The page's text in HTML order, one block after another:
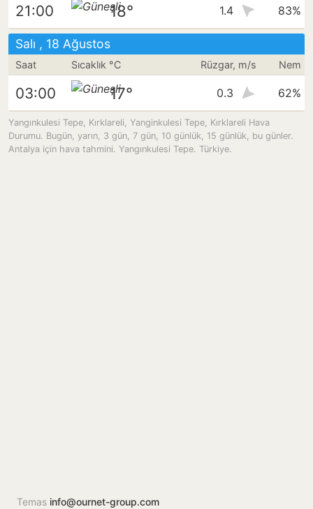
21:00 18° 1.4 83%
Salı , 18 Ağustos
Saat Sıcaklık °C Rüzgar, m/s Nem
03:00 17° 0.3 62%
Yangınkulesi Tepe, Kırklareli, Yanginkulesi Tepe, Kırklareli Hava
Durumu. Bugün, yarın, 3 gün, 7 gün, 10 günlük, 15 günlük, bu günler.
Antalya için hava tahmini. Yangınkulesi Tepe. Türkiye.
Temas info@ournet-group.com